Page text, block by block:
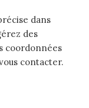
dans
des
coordonnées
contacter.